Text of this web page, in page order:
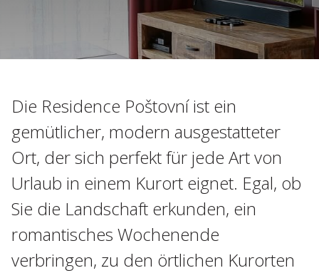
Die Residence Poštovní ist ein
gemütlicher, modern ausgestatteter
Ort, der sich perfekt für jede Art von
Urlaub in einem Kurort eignet. Egal, ob
Sie die Landschaft erkunden, ein
romantisches Wochenende
verbringen, zu den örtlichen Kurorten